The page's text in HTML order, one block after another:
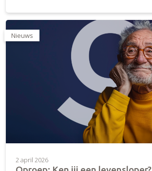
Nieuws
2 april 2026